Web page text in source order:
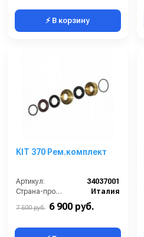
⚡ В корзину
KIT 370 Рем.комплект
Артикул:
34037001
Страна-производитель:
Италия
7 500 руб. 6 900 руб.